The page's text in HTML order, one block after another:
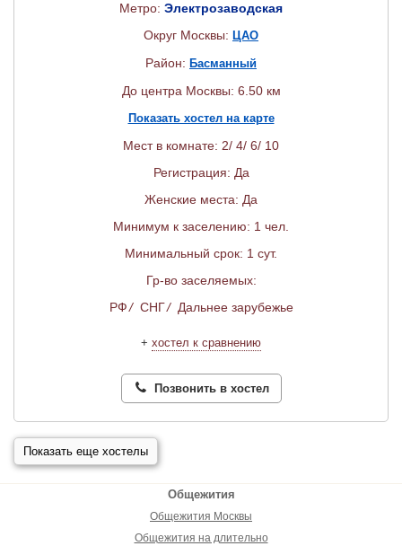
Метро: Электрозаводская
Округ Москвы: ЦАО
Район: Басманный
До центра Москвы: 6.50 км
Показать хостел на карте
Мест в комнате: 2/ 4/ 6/ 10
Регистрация: Да
Женские места: Да
Минимум к заселению: 1 чел.
Минимальный срок: 1 сут.
Гр-во заселяемых:
РФ/ СНГ/ Дальнее зарубежье
+ хостел к сравнению
Позвонить в хостел
Показать еще хостелы
Общежития
Общежития Москвы
Общежития на длительно